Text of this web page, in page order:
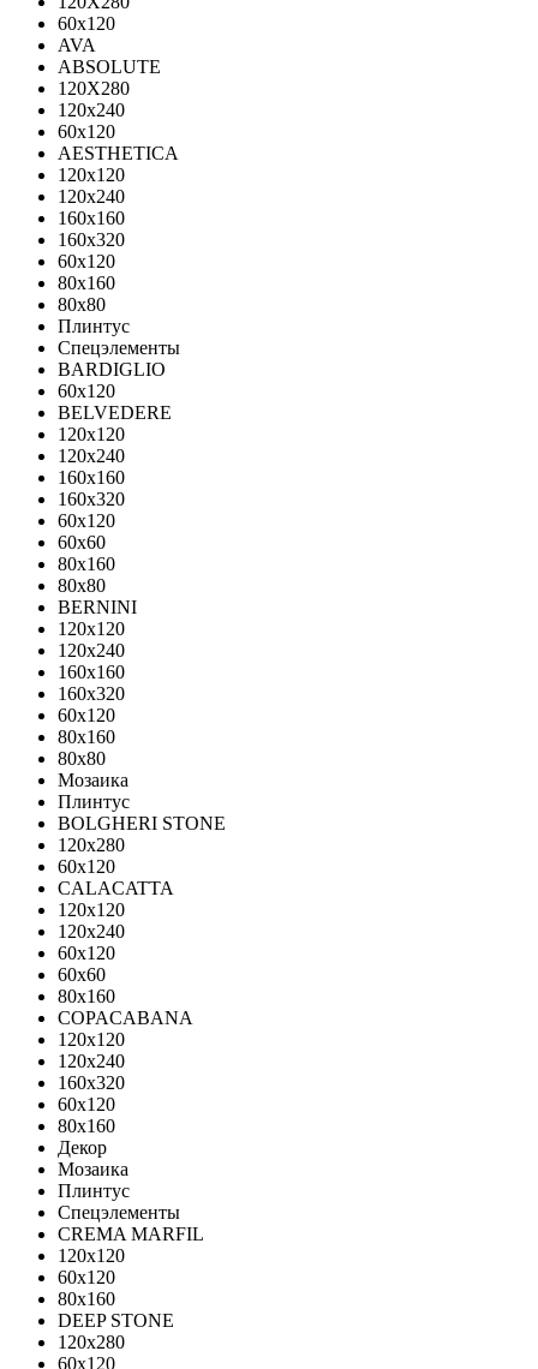
60x120
AVA
ABSOLUTE
120X280
120х240
60х120
AESTHETICA
120x120
120x240
160x160
160x320
60x120
80x160
80x80
Плинтус
Спецэлементы
BARDIGLIO
60x120
BELVEDERE
120x120
120x240
160x160
160x320
60x120
60x60
80x160
80x80
BERNINI
120x120
120x240
160x160
160x320
60x120
80x160
80x80
Мозаика
Плинтус
BOLGHERI STONE
120x280
60x120
CALACATTA
120x120
120x240
60x120
60x60
80x160
COPACABANA
120x120
120x240
160x320
60x120
80x160
Декор
Мозаика
Плинтус
Спецэлементы
CREMA MARFIL
120x120
60x120
80x160
DEEP STONE
120х280
60х120